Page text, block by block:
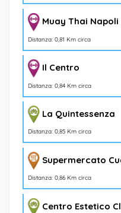
Muay Thai Napoli
Distanza: 0,81 Km circa
Il Centro
Distanza: 0,84 Km circa
La Quintessenza
Distanza: 0,85 Km circa
Supermercato
Distanza: 0,86 Km circa
Centro Estetico